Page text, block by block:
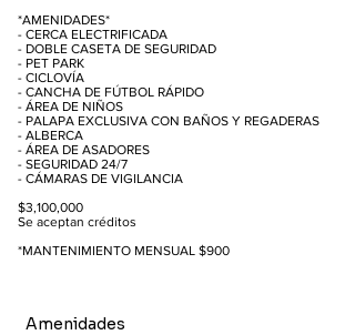
*AMENIDADES*
- CERCA ELECTRIFICADA
- DOBLE CASETA DE SEGURIDAD
- PET PARK
- CICLOVÍA
- CANCHA DE FÚTBOL RÁPIDO
- ÁREA DE NIÑOS
- PALAPA EXCLUSIVA CON BAÑOS Y REGADERAS
- ALBERCA
- ÁREA DE ASADORES
- SEGURIDAD 24/7
- CÁMARAS DE VIGILANCIA
$3,100,000
Se aceptan créditos
*MANTENIMIENTO MENSUAL $900
Amenidades